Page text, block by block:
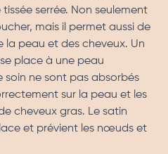
serrée. Non seulement
mais il permet aussi de
peau et des cheveux. Un
place à une peau
soin ne sont pas absorbés
sur la peau et les
cheveux gras. Le satin
et prévient les nœuds et